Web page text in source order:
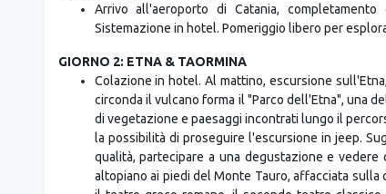
Isole Eolie, la Dieta Mediterranea, la tradizione
monumentale Etna, simbolo per eccellenza della
Itinerario
GIORNO 1: AREA DI ACIREALE
Arrivo all'aeroporto di Catania,
Sistemazione in hotel. Pomeriggio libero per
GIORNO 2: ETNA & TAORMINA
Colazione in hotel. Al mattino, escursione
circonda il vulcano forma il "Parco dell'Etna", una